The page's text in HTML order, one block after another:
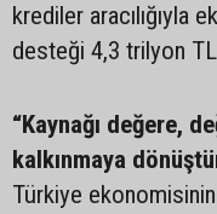
krediler aracılığıyla
desteği 4,3 trilyon
“Kaynağı değere,
kalkınmaya
Türkiye